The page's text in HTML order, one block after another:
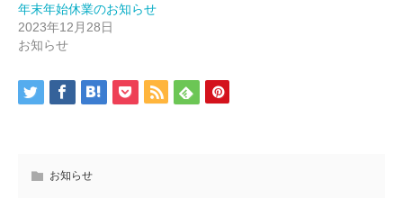
年末年始休業のお知らせ
2023年12月28日
お知らせ
お知らせ